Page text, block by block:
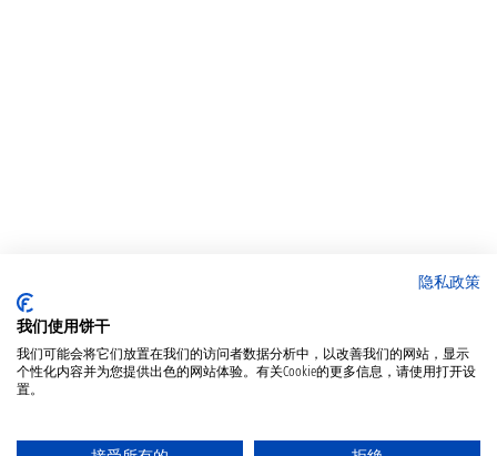
隐私政策
我们使用饼干
我们可能会将它们放置在我们的访问者数据分析中，以改善我们的网站，显示
个性化内容并为您提供出色的网站体验。有关Cookie的更多信息，请使用打开设
置。